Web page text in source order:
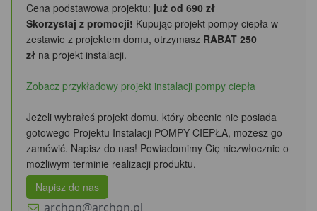
Cena podstawowa projektu: już od 690 zł
Skorzystaj z promocji! Kupując projekt pompy ciepła w
zestawie z projektem domu, otrzymasz RABAT 250
zł na projekt instalacji.
Zobacz przykładowy projekt instalacji pompy ciepła
Jeżeli wybrałeś projekt domu, który obecnie nie posiada
gotowego Projektu Instalacji POMPY CIEPŁA, możesz go
zamówić. Napisz do nas! Powiadomimy Cię niezwłocznie o
możliwym terminie realizacji produktu.
Napisz do nas
archon@archon.pl